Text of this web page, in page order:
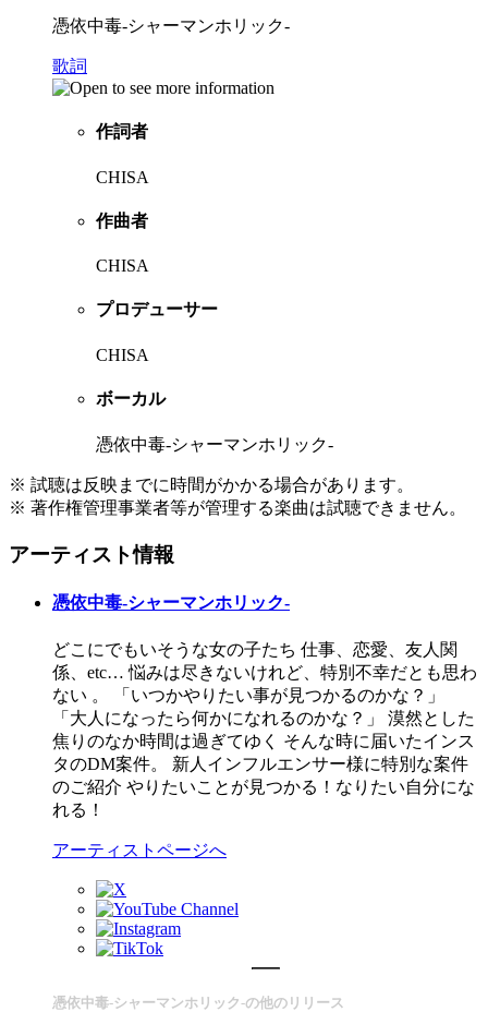
憑依中毒-シャーマンホリック-
歌詞
作詞者
CHISA
作曲者
CHISA
プロデューサー
CHISA
ボーカル
憑依中毒-シャーマンホリック-
※ 試聴は反映までに時間がかかる場合があります。
※ 著作権管理事業者等が管理する楽曲は試聴できません。
アーティスト情報
憑依中毒-シャーマンホリック-
どこにでもいそうな女の子たち 仕事、恋愛、友人関
係、etc… 悩みは尽きないけれど、特別不幸だとも思わ
ない 。 「いつかやりたい事が見つかるのかな？」
「大人になったら何かになれるのかな？」 漠然とした
焦りのなか時間は過ぎてゆく そんな時に届いたインス
タのDM案件。 新人インフルエンサー様に特別な案件
のご紹介 やりたいことが見つかる！なりたい自分にな
れる！
アーティストページへ
憑依中毒-シャーマンホリック-の他のリリース